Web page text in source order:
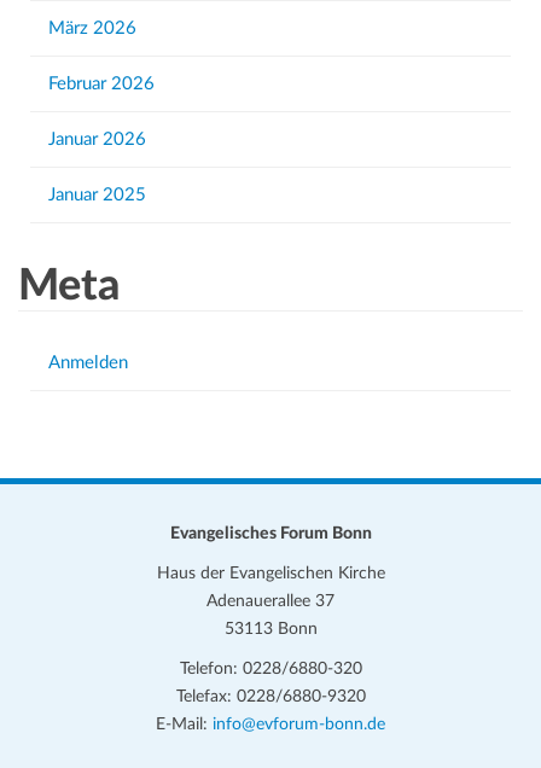
März 2026
Februar 2026
Januar 2026
Januar 2025
Meta
Anmelden
Evangelisches Forum Bonn
Haus der Evangelischen Kirche
Adenauerallee 37
53113 Bonn
Telefon: 0228/6880-320
Telefax: 0228/6880-9320
E-Mail: info@evforum-bonn.de